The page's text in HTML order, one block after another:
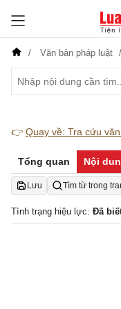
Văn bản pháp luật
👉 Quay về: Tra cứu
Tổng quan Nội
Lưu Tìm từ trong
Tình trạng hiệu lực: Đã